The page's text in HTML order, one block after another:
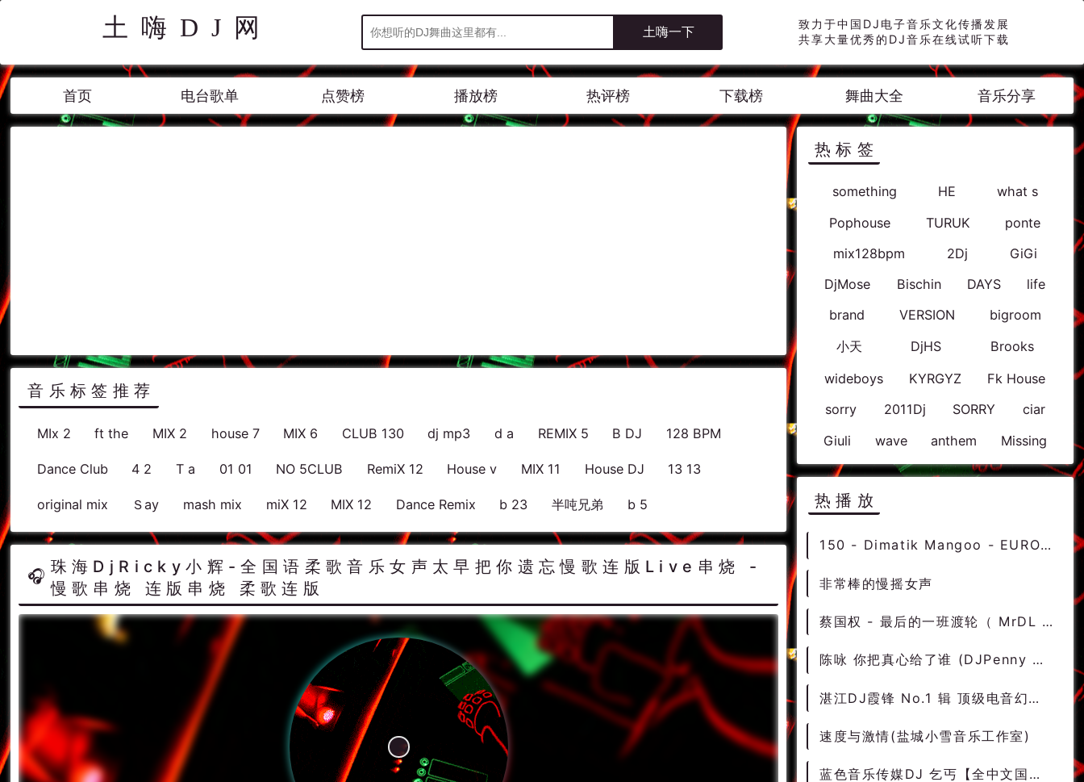
土嗨DJ网
致力于中国DJ电子音乐文化传播发展
共享大量优秀的DJ音乐在线试听下载
首页 电台歌单 点赞榜 播放榜 热评榜 下载榜 舞曲大全 音乐分享
音乐标签推荐
MIx 2 ft the MIX 2 house 7 MIX 6 CLUB 130 dj mp3 d a REMIX 5 B DJ 128 BPM
Dance Club 4 2 T a 01 01 NO 5CLUB RemiX 12 House v MIX 11 House DJ 13 13
original mix Ｓay mash mix miX 12 MIX 12 Dance Remix b 23 半吨兄弟 b 5
珠海DjRicky小辉-全国语柔歌音乐女声太早把你遗忘慢歌连版Live串烧 -
慢歌串烧 连版串烧 柔歌连版
热标签
something HE
what s
Pophouse
TURUK
ponte
mix128bpm
2Dj
GiGi
DjMose
Bischin DAYS
life
brand
VERSION
bigroom
小天
DjHS Brooks
wideboys KYRGYZ
Fk House
sorry
2011Dj SORRY
ciar
Giuli
wave anthem Missing
热播放
150 - Dimatik Mangoo - EURODANCER 2020 (Extended Mix) 11A - 精选电音、Hard Style
非常棒的慢摇女声
蔡国权 - 最后的一班渡轮（ MrDL Electro Mix 2022 ） - 中文Remix 中文CLUB 华语Remix
陈咏 你把真心给了谁 (DJPenny Mix)
湛江DJ霞锋 No.1 辑 顶级电音幻觉慢摇
速度与激情(盐城小雪音乐工作室)
蓝色音乐传媒DJ 乞丐【全中文国语CLUB《几份伤心几份痴》伤感情歌串烧】